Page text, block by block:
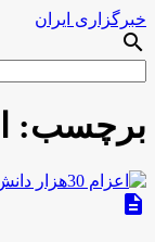
خبرگزاری ایران
search
برچسب:
description